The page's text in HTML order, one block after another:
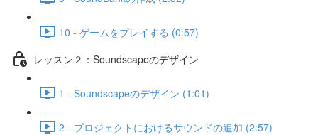
10 - ゲームをプレイする (0:57)
レッスン２：Soundscapeのデザイン
1 - Soundscapeのデザイン (1:01)
2 - プロジェクトにおけるサウンドの追加 (2:57)